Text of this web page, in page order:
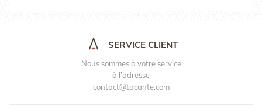
SERVICE CLIENT
Nous sommes à votre service
à l’adresse
contact@tacante.com